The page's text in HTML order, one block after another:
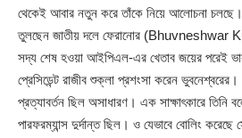
থেকেই আবার নতুন করে তাঁকে নিয়ে আলোচনা চলছে।
তুলছেন জাতীয় দলে ফেরানোর (Bhuvneshwar
সদ্য শেষ হওয়া আইপিএল-এর খেতাব জয়ের পরেই
প্রেসিডেন্ট রাজীব শুক্লা প্রশংসা করেন
প্রত্যাবর্তন ছিল অসাধারণ। এক সাক্ষাৎকারে তিনি
পারফরম্যান্স দুর্দান্ত ছিল। ও যেভাবে বোলিং করেছে